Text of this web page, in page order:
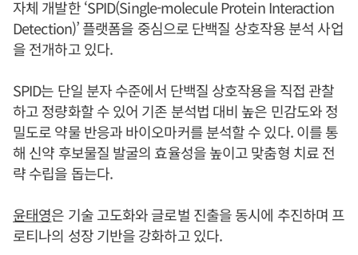
자체 개발한 ‘SPID(Single-molecule Protein Interaction
Detection)’ 플랫폼을 중심으로 단백질 상호작용 분석 사업
을 전개하고 있다.
SPID는 단일 분자 수준에서 단백질 상호작용을 직접 관찰
하고 정량화할 수 있어 기존 분석법 대비 높은 민감도와 정
밀도로 약물 반응과 바이오마커를 분석할 수 있다. 이를 통
해 신약 후보물질 발굴의 효율성을 높이고 맞춤형 치료 전
략 수립을 돕는다.
윤태영은 기술 고도화와 글로벌 진출을 동시에 추진하며 프
로티나의 성장 기반을 강화하고 있다.